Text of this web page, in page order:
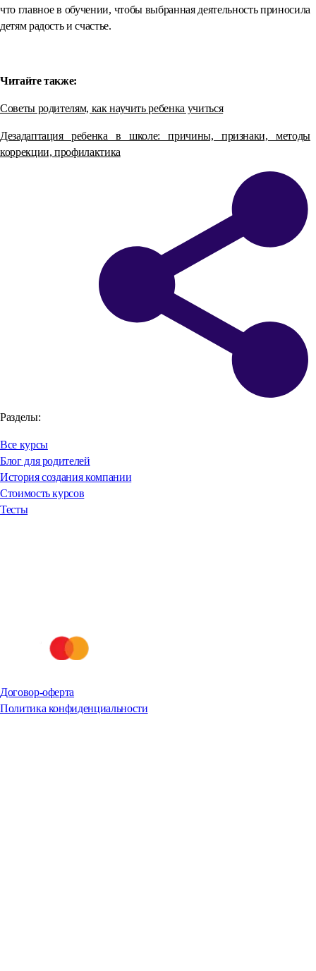
что главное в обучении, чтобы выбранная деятельность приносила
детям радость и счастье.
Читайте также:
Советы родителям, как научить ребенка учиться
Дезадаптация ребенка в школе: причины, признаки, методы
коррекции, профилактика
Разделы:
Все курсы
Блог для родителей
История создания компании
Стоимость курсов
Тесты
Договор-оферта
Политика конфиденциальности